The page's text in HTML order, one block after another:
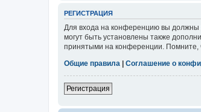
РЕГИСТРАЦИЯ
Для входа на конференцию вы должны
могут быть установлены также
принятыми на конференции. Помните,
Общие правила | Соглашение о
Регистрация